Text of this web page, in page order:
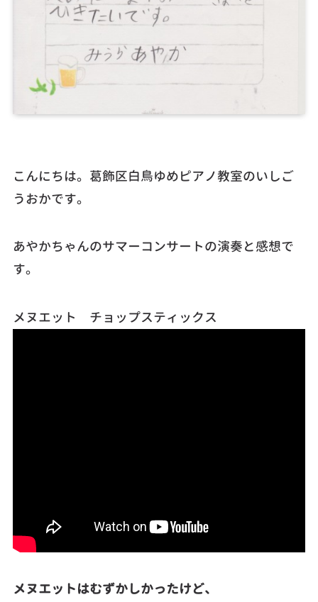
こんにちは。葛飾区白鳥ゆめピアノ教室のいしご
うおかです。
あやかちゃんのサマーコンサートの演奏と感想で
す。
メヌエット チョップスティックス
メヌエットはむずかしかったけど、